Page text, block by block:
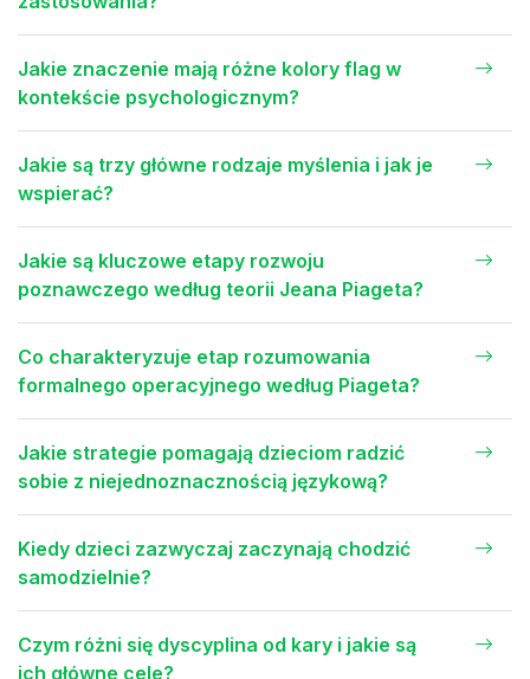
Jakie znaczenie mają różne kolory flag w
kontekście psychologicznym?
Jakie są trzy główne rodzaje myślenia i jak je
wspierać?
Jakie są kluczowe etapy rozwoju
poznawczego według teorii Jeana Piageta?
Co charakteryzuje etap rozumowania
formalnego operacyjnego według Piageta?
Jakie strategie pomagają dzieciom radzić
sobie z niejednoznacznością językową?
Kiedy dzieci zazwyczaj zaczynają chodzić
samodzielnie?
Czym różni się dyscyplina od kary i jakie są
ich główne cele?